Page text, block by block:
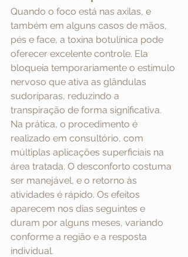
Quando o foco está nas axilas, e
também em alguns casos de mãos,
pés e face, a toxina botulínica pode
oferecer excelente controle. Ela
bloqueia temporariamente o estímulo
nervoso que ativa as glândulas
sudoríparas, reduzindo a
transpiração de forma significativa.
Na prática, o procedimento é
realizado em consultório, com
múltiplas aplicações superficiais na
área tratada. O desconforto costuma
ser manejável, e o retorno às
atividades é rápido. Os efeitos
aparecem nos dias seguintes e
duram por alguns meses, variando
conforme a região e a resposta
individual.